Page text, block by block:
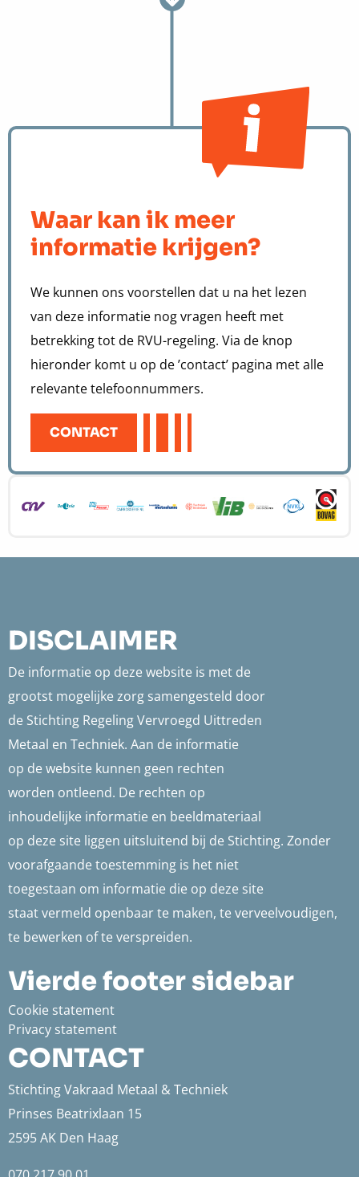
Waar kan ik meer
informatie krijgen?
We kunnen ons voorstellen dat u na het lezen
van deze informatie nog vragen heeft met
betrekking tot de RVU-regeling. Via de knop
hieronder komt u op de ’contact’ pagina met alle
relevante telefoonnummers.
CONTACT
DISCLAIMER
De informatie op deze website is met de
grootst mogelijke zorg samengesteld door
de Stichting Regeling Vervroegd Uittreden
Metaal en Techniek. Aan de informatie
op de website kunnen geen rechten
worden ontleend. De rechten op
inhoudelijke informatie en beeldmateriaal
op deze site liggen uitsluitend bij de Stichting. Zonder
voorafgaande toestemming is het niet
toegestaan om informatie die op deze site
staat vermeld openbaar te maken, te verveelvoudigen,
te bewerken of te verspreiden.
Vierde footer sidebar
Cookie statement
Privacy statement
CONTACT
Stichting Vakraad Metaal & Techniek
Prinses Beatrixlaan 15
2595 AK Den Haag